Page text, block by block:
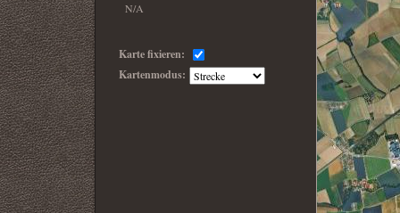
N/A
Karte fixieren:
Kartenmodus: